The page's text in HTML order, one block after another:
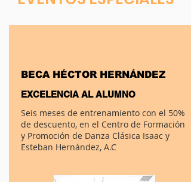
BECA HÉCTOR HERNÁNDEZ
EXCELENCIA AL ALUMNO
Seis meses de entrenamiento con el 50%
de descuento, en el Centro de Formación
y Promoción de Danza Clásica Isaac y
Esteban Hernández, A.C